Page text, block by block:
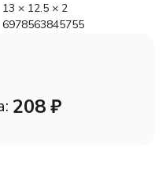
13 × 12.5 × 2
6978563845755
208₽